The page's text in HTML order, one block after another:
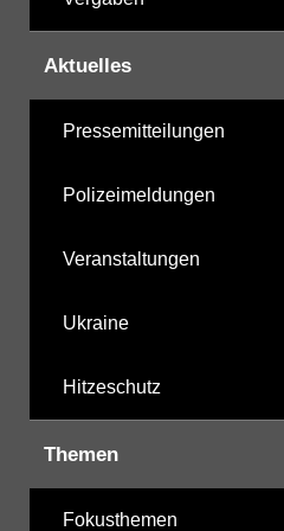
Aktuelles
Pressemitteilungen
Polizeimeldungen
Veranstaltungen
Ukraine
Hitzeschutz
Themen
Fokusthemen